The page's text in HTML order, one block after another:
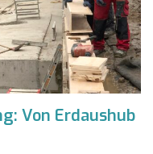
Von Erdaushub